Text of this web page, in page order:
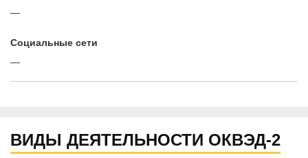
—
Cоциальные сети
—
ВИДЫ ДЕЯТЕЛЬНОСТИ ОКВЭД-2